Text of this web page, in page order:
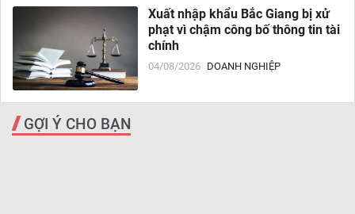
Xuất nhập khẩu Bắc Giang bị xử
phạt vì chậm công bố thông tin tài
chính
04/08/2026 DOANH NGHIỆP
GỢI Ý CHO BẠN